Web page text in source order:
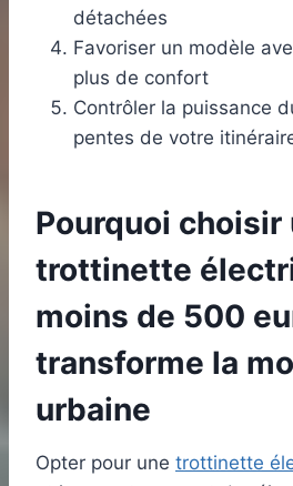
détachées
Favoriser un modèle
plus de confort
Contrôler la puissance
pentes de votre
Pourquoi choisir
trottinette
moins de 500
transforme la
urbaine
Opter pour une trottinette